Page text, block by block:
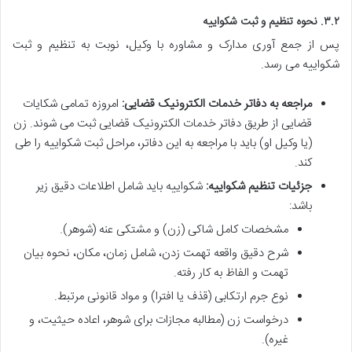
۳.۲. نحوه تنظیم و ثبت شکواییه
پس از جمع آوری مدارک و مشاوره با وکیل، نوبت به تنظیم و ثبت
شکواییه می رسد.
مراجعه به دفاتر خدمات الکترونیک قضایی: امروزه تمامی شکایات
قضایی از طریق دفاتر خدمات الکترونیک قضایی ثبت می شوند. زن
(یا وکیل او) باید با مراجعه به این دفاتر، مراحل ثبت شکواییه را طی
کند.
جزئیات تنظیم شکواییه: شکواییه باید شامل اطلاعات دقیق زیر
باشد:
مشخصات کامل شاکی (زن) و مشتکی عنه (شوهر).
شرح دقیق واقعه تهمت زدن، شامل زمان، مکان، نحوه بیان
تهمت و الفاظ به کار رفته.
نوع جرم ارتکابی (قذف یا افترا) و مواد قانونی مرتبط.
درخواست زن (مطالبه مجازات برای شوهر، اعاده حیثیت، و
غیره).